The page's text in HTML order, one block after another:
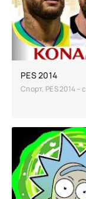
PES 2014
Спорт, PES 2014